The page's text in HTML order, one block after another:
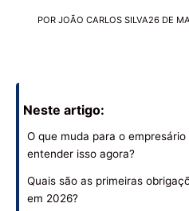
POR JOÃO CARLOS SILVA26 DE
Neste artigo:
O que muda para o
entender isso agora?
Quais são as primeiras
em 2026?